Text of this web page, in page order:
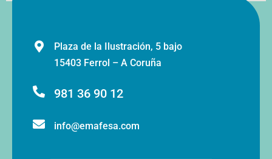
Plaza de la Ilustración, 5 bajo
15403 Ferrol – A Coruña
981 36 90 12
info@emafesa.com